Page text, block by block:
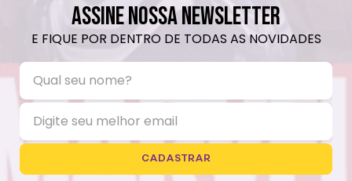
ASSINE NOSSA NEWSLETTER
E FIQUE POR DENTRO DE TODAS AS NOVIDADES
CADASTRAR